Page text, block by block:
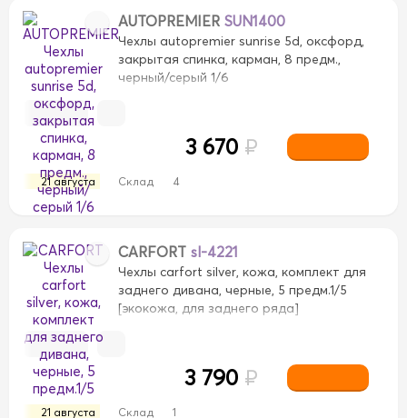
AUTOPREMIER SUN1400
Чехлы autopremier sunrise 5d, оксфорд,
закрытая спинка, карман, 8 предм.,
черный/серый 1/6
21 августа Склад 4
3 670 ₽
CARFORT sl-4221
Чехлы carfort silver, кожа, комплект для
заднего дивана, черные, 5 предм.1/5
[экокожа, для заднего ряда]
21 августа Склад 1
3 790 ₽